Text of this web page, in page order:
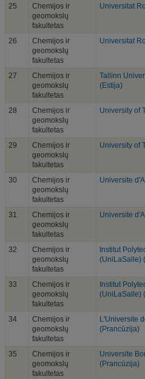
25
Chemijos ir
geomokslų
fakultetas
Universitat
26
Chemijos ir
geomokslų
fakultetas
Universitat
27
Chemijos ir
geomokslų
fakultetas
Tallinn
(Estija)
28
Chemijos ir
geomokslų
fakultetas
University of
29
Chemijos ir
geomokslų
fakultetas
University of
30
Chemijos ir
geomokslų
fakultetas
Universite
31
Chemijos ir
geomokslų
fakultetas
Universite
32
Chemijos ir
geomokslų
fakultetas
Institut
(UniLaSalle)
33
Chemijos ir
geomokslų
fakultetas
Institut
(UniLaSalle)
34
Chemijos ir
geomokslų
fakultetas
L'Universite
(Prancūzija)
35
Chemijos ir
geomokslų
fakultetas
Universite
(Prancūzija)